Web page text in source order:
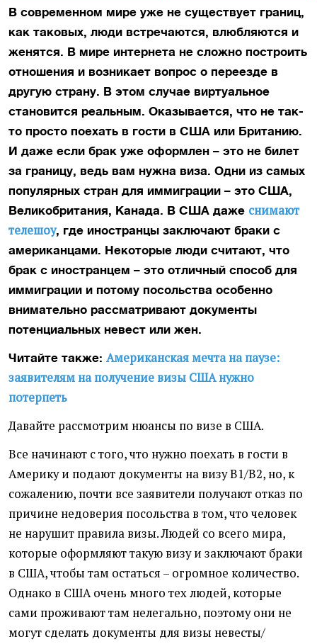
В современном мире уже не существует границ,
как таковых, люди встречаются, влюбляются и
женятся. В мире интернета не сложно построить
отношения и возникает вопрос о переезде в
другую страну. В этом случае виртуальное
становится реальным. Оказывается, что не так-
то просто поехать в гости в США или Британию.
И даже если брак уже оформлен – это не билет
за границу, ведь вам нужна виза. Одни из самых
популярных стран для иммиграции – это США,
Великобритания, Канада. В США даже снимают
телешоу, где иностранцы заключают браки с
американцами. Некоторые люди считают, что
брак с иностранцем – это отличный способ для
иммиграции и потому посольства особенно
внимательно рассматривают документы
потенциальных невест или жен.
Читайте также: Американская мечта на паузе:
заявителям на получение визы США нужно
потерпеть
Давайте рассмотрим нюансы по визе в США.
Все начинают с того, что нужно поехать в гости в
Америку и подают документы на визу В1/В2, но, к
сожалению, почти все заявители получают отказ по
причине недоверия посольства в том, что человек
не нарушит правила визы. Людей со всего мира,
которые оформляют такую визу и заключают браки
в США, чтобы там остаться – огромное количество.
Однако в США очень много тех людей, которые
сами проживают там нелегально, поэтому они не
могут сделать документы для визы невесты/